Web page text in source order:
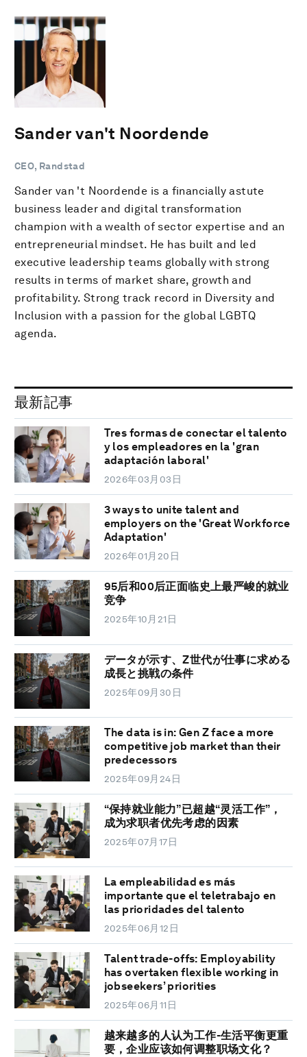
Sander van't Noordende
CEO, Randstad
Sander van 't Noordende is a financially astute
business leader and digital transformation
champion with a wealth of sector expertise and an
entrepreneurial mindset. He has built and led
executive leadership teams globally with strong
results in terms of market share, growth and
profitability. Strong track record in Diversity and
Inclusion with a passion for the global LGBTQ
agenda.
最新記事
Tres formas de conectar el talento
y los empleadores en la 'gran
adaptación laboral'
2026年03月03日
3 ways to unite talent and
employers on the 'Great Workforce
Adaptation'
2026年01月20日
95后和00后正面临史上最严峻的就业
竞争
2025年10月21日
データが示す、Z世代が仕事に求める
成長と挑戦の条件
2025年09月30日
The data is in: Gen Z face a more
competitive job market than their
predecessors
2025年09月24日
“保持就业能力”已超越“灵活工作”，
成为求职者优先考虑的因素
2025年07月17日
La empleabilidad es más
importante que el teletrabajo en
las prioridades del talento
2025年06月12日
Talent trade-offs: Employability
has overtaken flexible working in
jobseekers’ priorities
2025年06月11日
越来越多的人认为工作-生活平衡更重
要，企业应该如何调整职场文化？